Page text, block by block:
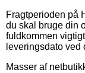
Fragtperioden på
du skal bruge din
fuldkommen
leveringsdato ved
Masser af